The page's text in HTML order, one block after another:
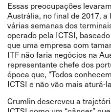
Essas preocupações levaram
Austrália, no final de 2017,
várias semanas dos
operado pela ICTSI,
que uma empresa com
ITF não faria negócios na
representante chefe dos
época que, “Todos
ICTSI e não vão mais aturá-
Crumlin descreveu a